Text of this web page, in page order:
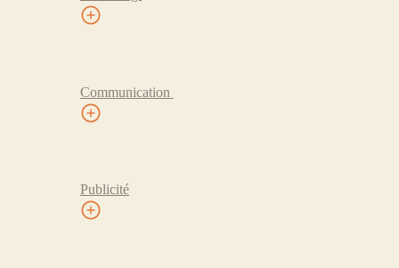
Communication
Publicité